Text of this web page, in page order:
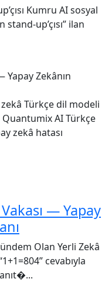
Kumru AI sosyal
up’çısı” ilan
Türkçe dil modeli
Quantumix AITürkçe
zekâ hatası
— Yapay
Olan Yerli Zekâ
cevabıyla